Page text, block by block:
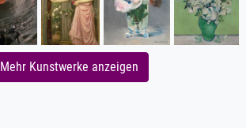
Mehr Kunstwerke anzeigen